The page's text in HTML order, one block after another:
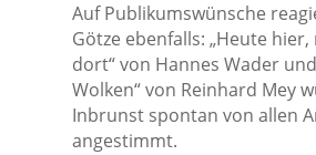
Auf Publikumswünsche
Götze ebenfalls: „Heute
dort“ von Hannes Wader
Wolken“ von Reinhard Mey
Inbrunst spontan von allen
angestimmt.